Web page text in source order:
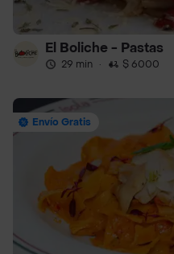
El Boliche - Pastas
29 min · $ 6000
Envío Gratis